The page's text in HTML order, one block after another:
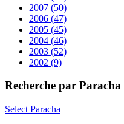
2007 (50)
2006 (47)
2005 (45)
2004 (46)
2003 (52)
2002 (9)
Recherche par Paracha
Select Paracha